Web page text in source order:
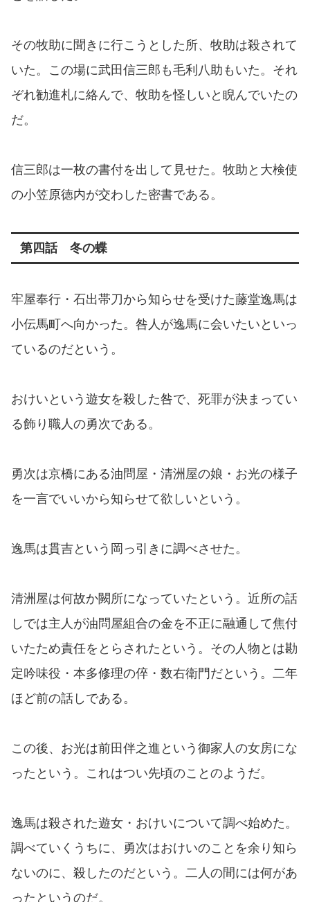
その牧助に聞きに行こうとした所、牧助は殺されて
いた。この場に武田信三郎も毛利八助もいた。それ
ぞれ勧進札に絡んで、牧助を怪しいと睨んでいたの
だ。
信三郎は一枚の書付を出して見せた。牧助と大検使
の小笠原徳内が交わした密書である。
第四話 冬の蝶
牢屋奉行・石出帯刀から知らせを受けた藤堂逸馬は
小伝馬町へ向かった。咎人が逸馬に会いたいといっ
ているのだという。
おけいという遊女を殺した咎で、死罪が決まってい
る飾り職人の勇次である。
勇次は京橋にある油問屋・清洲屋の娘・お光の様子
を一言でいいから知らせて欲しいという。
逸馬は貫吉という岡っ引きに調べさせた。
清洲屋は何故か闕所になっていたという。近所の話
しでは主人が油問屋組合の金を不正に融通して焦付
いたため責任をとらされたという。その人物とは勘
定吟味役・本多修理の倅・数右衛門だという。二年
ほど前の話しである。
この後、お光は前田伴之進という御家人の女房にな
ったという。これはつい先頃のことのようだ。
逸馬は殺された遊女・おけいについて調べ始めた。
調べていくうちに、勇次はおけいのことを余り知ら
ないのに、殺したのだという。二人の間には何があ
ったというのだ。